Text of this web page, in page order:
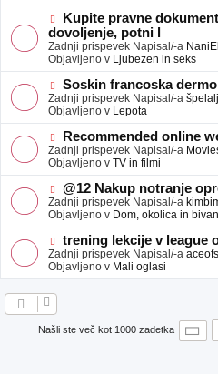
b
a
v
e
N
o
v
e
o
b
j
a
v
e
Kupite pravne
dovoljenje, potni l
Zadnji prispevek Napisal/-a
Objavljeno v Ljubezen in seks
N
o
v
e
o
b
j
a
v
e
Soskin francoska
Zadnji prispevek Napisal/-a špelalj
Objavljeno v Lepota
N
o
v
e
o
b
j
a
v
e
Recommended online
Zadnji prispevek Napisal/-a
Objavljeno v TV in filmi
N
o
v
e
o
b
j
a
@12 Nakup notranje
Zadnji prispevek Napisal/-a
Objavljeno v Dom, okolica in
N
o
v
e
a
trening lekcije v league
Zadnji prispevek Napisal/-a aceofs
Objavljeno v Mali oglasi
Našli ste več kot 1000 zadetka